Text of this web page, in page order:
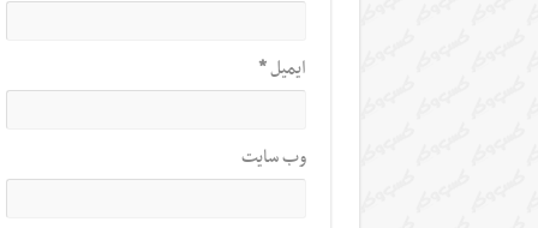
ایمیل*
وب‌ سایت